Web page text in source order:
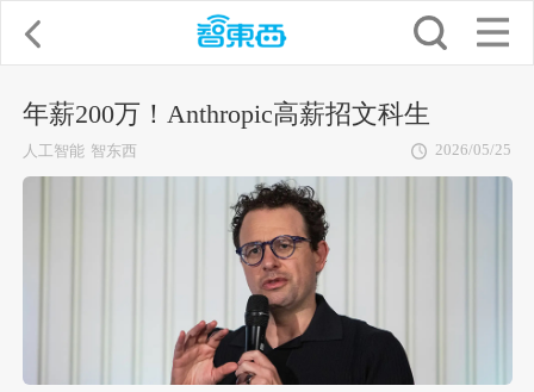
年薪200万！Anthropic高薪招文科生
人工智能 智东西 2026/05/25